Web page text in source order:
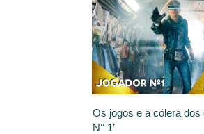
Os jogos e a cólera dos
N° 1’